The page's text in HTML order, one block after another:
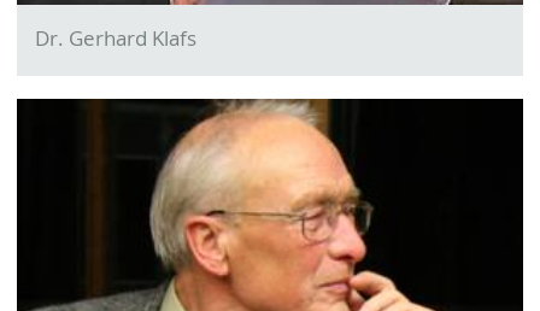
Dr. Gerhard Klafs